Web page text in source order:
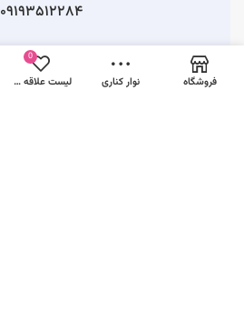
۰۹۱۹۳۵۱۲۲۸۴
فروشگاه نوار کناری
0
لیست علاقه مندی ها